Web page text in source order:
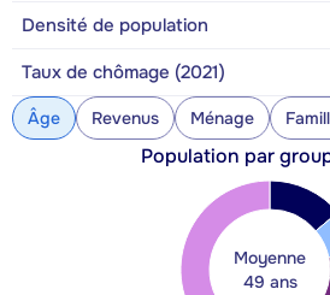
Densité de population
Taux de chômage (2021)
Âge Revenus Ménage
Population par
Moyenne
49 ans